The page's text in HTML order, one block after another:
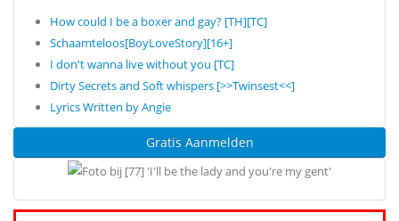
How could I be a boxer and gay? [TH][TC]
Schaamteloos[BoyLoveStory][16+]
I don't wanna live without you [TC]
Dirty Secrets and Soft whispers [>>Twinsest<<]
Lyrics Written by Angie
Gratis Aanmelden